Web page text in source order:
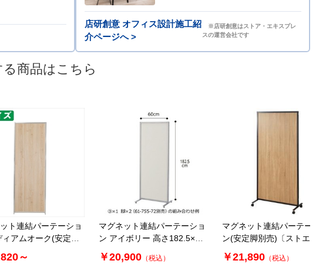
店研創意 オフィス設計施工紹
介ページへ >
※店研創意はストア・エキスプレ
スの運営会社です
商品はこちら
ト連結パーテーショ
ィアムオーク(安定脚
～
マグネット連結パーテーショ
ン アイボリー 高さ182.5×幅
90cm
￥20,900 （税込）
マグネット連結パーテーショ
ン(安定脚別売)〔ストエキオ
リジナル〕
￥21,890 （税込）